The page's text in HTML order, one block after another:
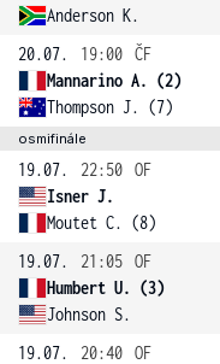
Anderson K.
20.07.
19:00 ČF
Mannarino A. (2)
Thompson J. (7)
osmifinále
19.07. 22:50 OF
Isner J.
Moutet C. (8)
19.07.
21:05 OF
Humbert U. (3)
Johnson S.
19.07.
20:40 OF